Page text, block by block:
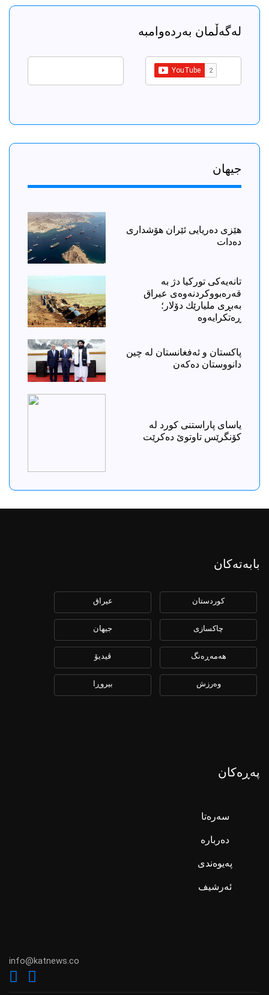
لەگەڵمان بەردەوامبە
جیهان
هێزی دەریایی ئێران هۆشداری
دەدات
تانەیەكی توركیا دژ بە
قەرەبووكردنەوەی عیراق
بەبڕی ملیارێك دۆلار؛
ڕەتكرایەوە
پاکستان و ئەفغانستان لە چین
دانووستان دەکەن
ياسای پاراستنی کورد لە
کۆنگرێس تاوتوێ دەکرێت
بابەتەکان
كوردستان عیراق
چاكسازی جیهان
هەمەڕەنگ ڤیدیۆ
وەرزش بیروڕا
پەڕەکان
سەرەتا
دەربارە
پەیوەندی
ئەرشیف
info@katnews.co